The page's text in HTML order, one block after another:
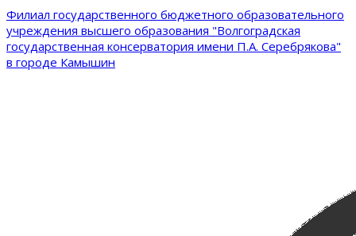
Филиал государственного бюджетного образовательного
учреждения высшего образования "Волгоградская
государственная консерватория имени П.А. Серебрякова"
в городе Камышин